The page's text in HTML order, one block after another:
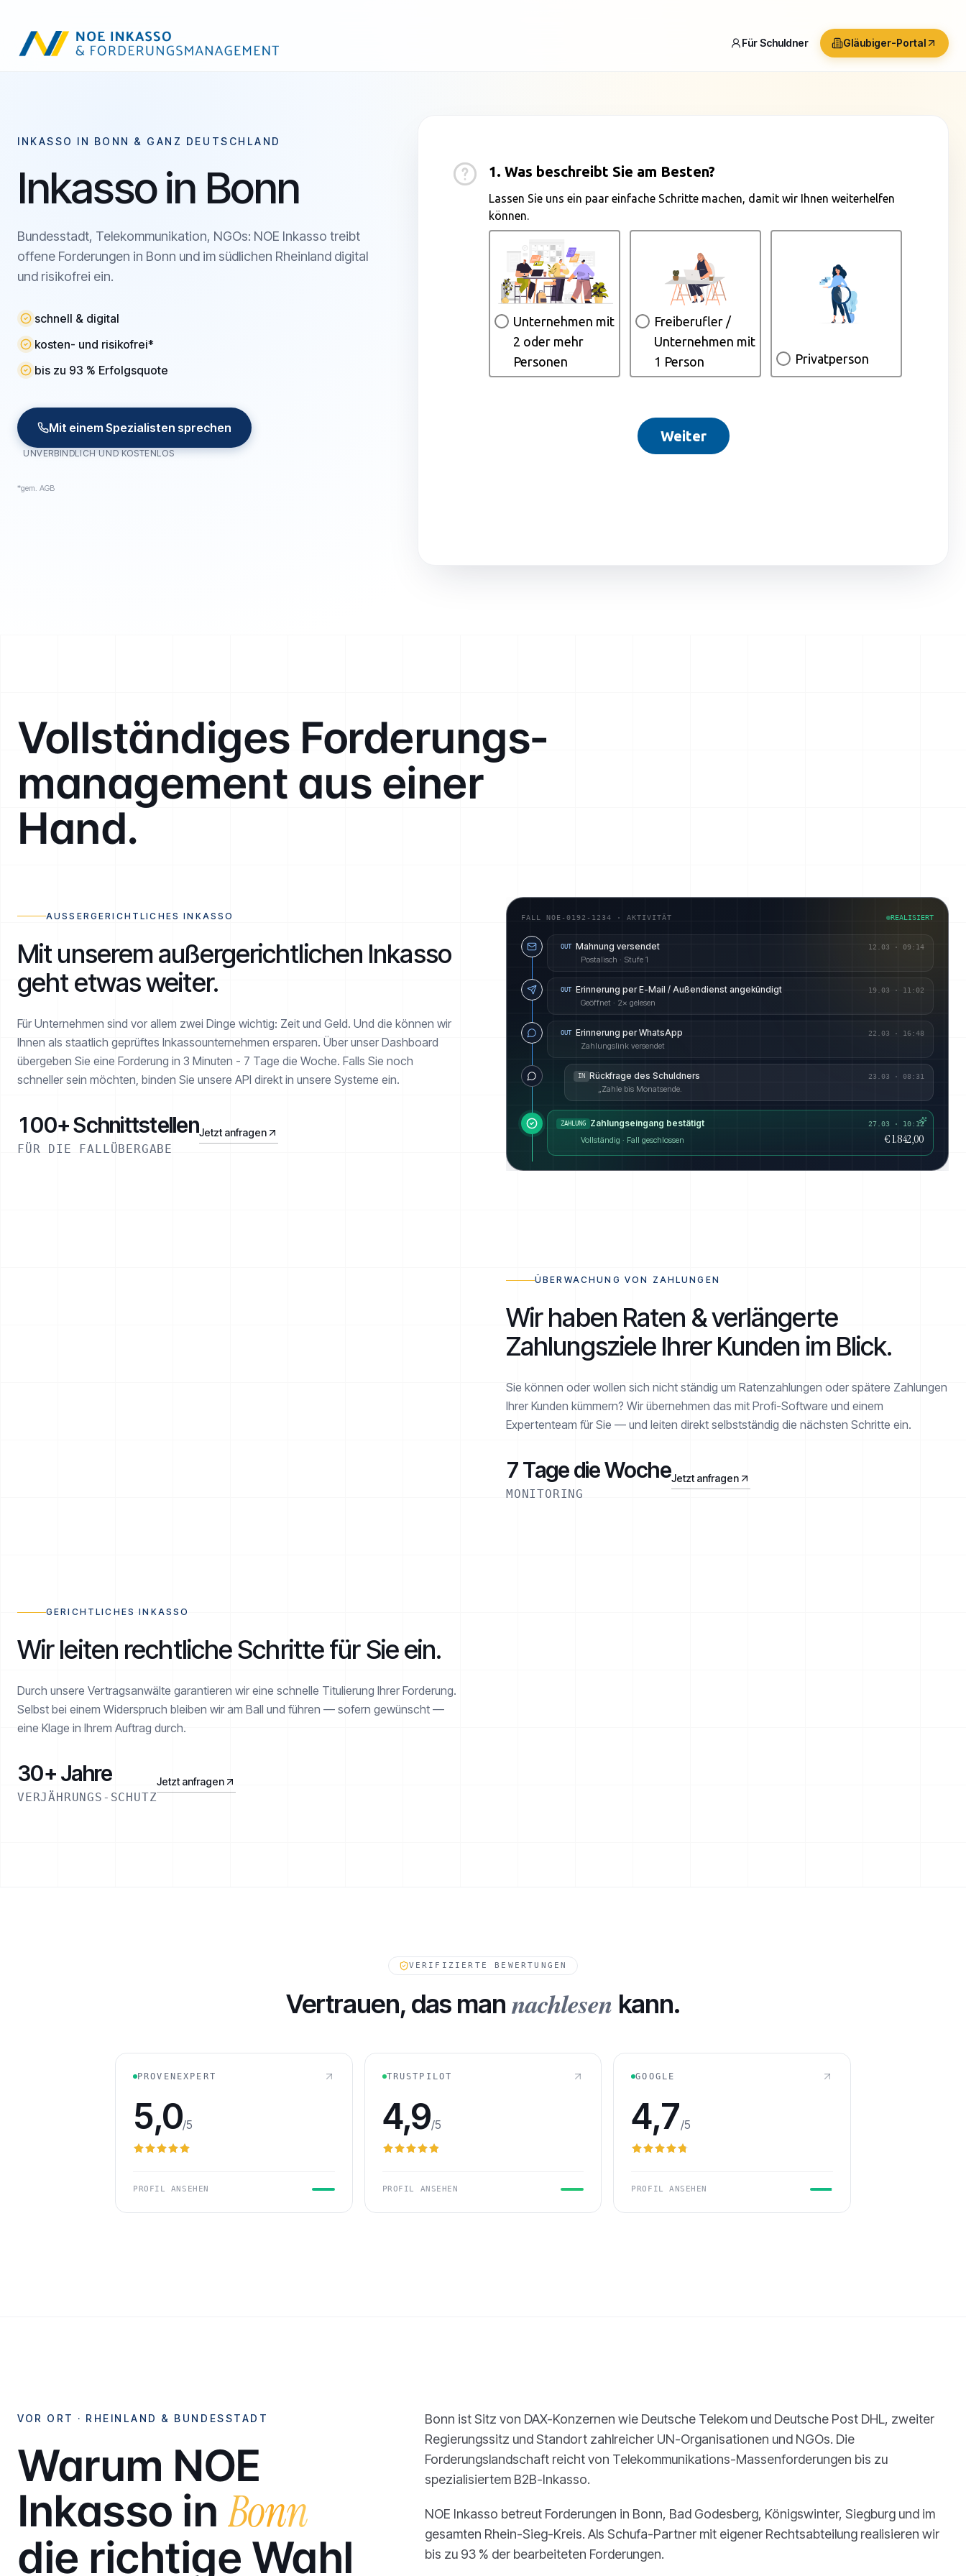
Für Schuldner Gläubiger-Portal
INKASSO IN BONN & GANZ DEUTSCHLAND
Inkasso in Bonn
Bundesstadt, Telekommunikation, NGOs: NOE Inkasso treibt
offene Forderungen in Bonn und im südlichen Rheinland digital
und risikofrei ein.
schnell & digital
kosten- und risikofrei*
bis zu 93 % Erfolgsquote
Mit einem Spezialisten sprechen
UNVERBINDLICH UND KOSTENLOS
*gem. AGB
Vollständiges Forderungs­
management aus einer
Hand.
AUSSERGERICHTLICHES INKASSO
Mit unserem außergerichtlichen Inkasso
geht etwas weiter.
Für Unternehmen sind vor allem zwei Dinge wichtig: Zeit und Geld. Und die können wir
Ihnen als staatlich geprüftes Inkasso­unternehmen ersparen. Über unser Dashboard
übergeben Sie eine Forderung in 3 Minuten - 7 Tage die Woche. Falls Sie noch
schneller sein möchten, binden Sie unsere API direkt in unsere Systeme ein.
100+ Schnittstellen
FÜR DIE FALLÜBERGABE
Jetzt anfragen
FALL NOE-0192-1234 · AKTIVITÄT REALISIERT
OUT Mahnung versendet 12.03 · 09:14
Postalisch · Stufe 1
OUT Erinnerung per E-Mail / Außendienst angekündigt 19.03 · 11:02
Geöffnet · 2× gelesen
OUT Erinnerung per WhatsApp 22.03 · 16:48
Zahlungslink versendet
IN Rückfrage des Schuldners 23.03 · 08:31
„Zahle bis Monatsende.
ZAHLUNG Zahlungseingang bestätigt 27.03 · 10:12
Vollständig · Fall geschlossen € 1.842,00
ÜBERWACHUNG VON ZAHLUNGEN
Wir haben Raten & verlängerte
Zahlungsziele Ihrer Kunden im Blick.
Sie können oder wollen sich nicht ständig um Ratenzahlungen oder spätere Zahlungen
Ihrer Kunden kümmern? Wir übernehmen das mit Profi-Software und einem
Expertenteam für Sie — und leiten direkt selbstständig die nächsten Schritte ein.
7 Tage die Woche
MONITORING
Jetzt anfragen
GERICHTLICHES INKASSO
Wir leiten rechtliche Schritte für Sie ein.
Durch unsere Vertragsanwälte garantieren wir eine schnelle Titulierung Ihrer Forderung.
Selbst bei einem Widerspruch bleiben wir am Ball und führen — sofern gewünscht —
eine Klage in Ihrem Auftrag durch.
30+ Jahre
VERJÄHRUNGS-SCHUTZ
Jetzt anfragen
VERIFIZIERTE BEWERTUNGEN
Vertrauen, das man nachlesen kann.
PROVENEXPERT
5,0/5
PROFIL ANSEHEN
TRUSTPILOT
4,9/5
PROFIL ANSEHEN
GOOGLE
4,7/5
PROFIL ANSEHEN
VOR ORT · RHEINLAND & BUNDESSTADT
Warum NOE
Inkasso in Bonn
die richtige Wahl
Bonn ist Sitz von DAX-Konzernen wie Deutsche Telekom und Deutsche Post DHL, zweiter
Regierungssitz und Standort zahlreicher UN-Organisationen und NGOs. Die
Forderungslandschaft reicht von Telekommunikations-Massenforderungen bis zu
spezialisiertem B2B-Inkasso.
NOE Inkasso betreut Forderungen in Bonn, Bad Godesberg, Königswinter, Siegburg und im
gesamten Rhein-Sieg-Kreis. Als Schufa-Partner mit eigener Rechtsabteilung realisieren wir
bis zu 93 % der bearbeiteten Forderungen.